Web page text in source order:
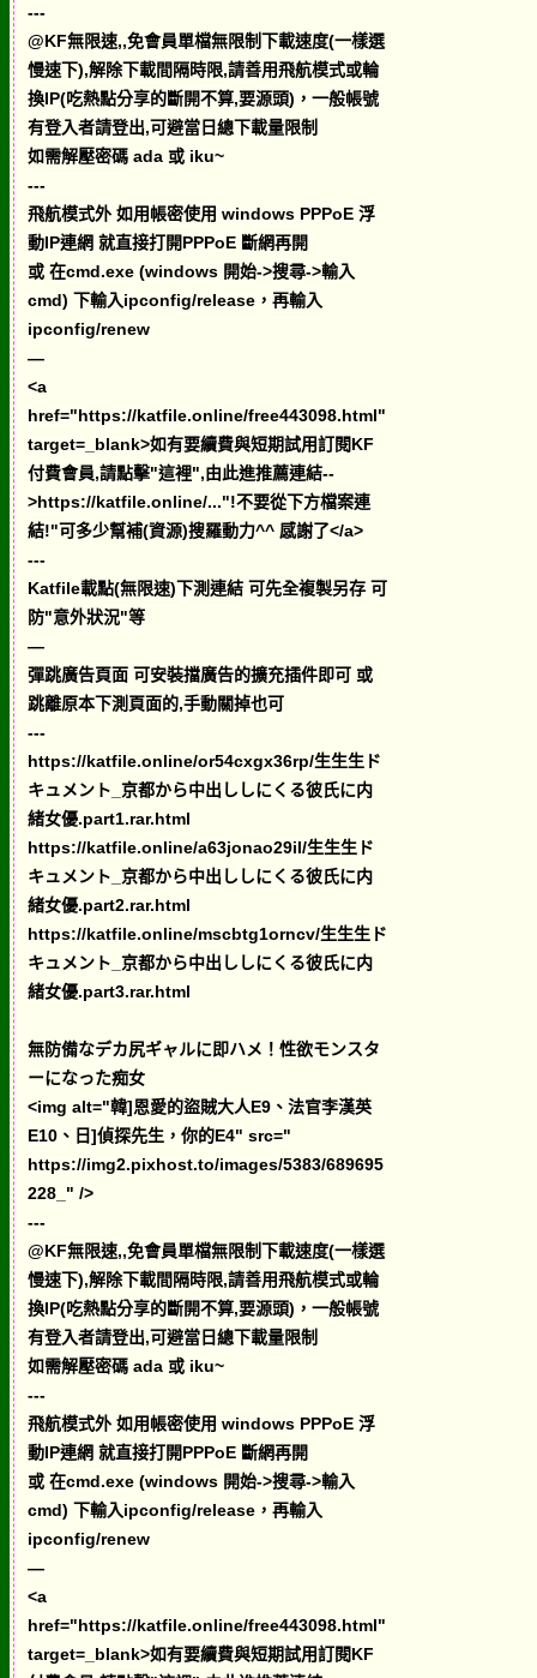
---
@KF無限速,,免會員單檔無限制下載速度(一樣選
慢速下),解除下載間隔時限,請善用飛航模式或輪
換IP(吃熱點分享的斷開不算,要源頭)，一般帳號
有登入者請登出,可避當日總下載量限制
如需解壓密碼 ada 或 iku~
---
飛航模式外 如用帳密使用 windows PPPoE 浮
動IP連網 就直接打開PPPoE 斷網再開
或 在cmd.exe (windows 開始->搜尋->輸入
cmd) 下輸入ipconfig/release，再輸入
ipconfig/renew
—
<a
href="https://katfile.online/free443098.html"
target=_blank>如有要續費與短期試用訂閱KF
付費會員,請點擊"這裡",由此進推薦連結--
>https://katfile.online/..."!不要從下方檔案連
結!"可多少幫補(資源)搜羅動力^^ 感謝了</a>
---
Katfile載點(無限速)下測連結 可先全複製另存 可
防"意外狀況"等
—
彈跳廣告頁面 可安裝擋廣告的擴充插件即可 或
跳離原本下測頁面的,手動關掉也可
---
https://katfile.online/or54cxgx36rp/生生生ド
キュメント_京都から中出ししにくる彼氏に内
緒女優.part1.rar.html
https://katfile.online/a63jonao29il/生生生ド
キュメント_京都から中出ししにくる彼氏に内
緒女優.part2.rar.html
https://katfile.online/mscbtg1orncv/生生生ド
キュメント_京都から中出ししにくる彼氏に内
緒女優.part3.rar.html
無防備なデカ尻ギャルに即ハメ！性欲モンスタ
ーになった痴女
<img alt="韓]恩愛的盜賊大人E9、法官李漢英
E10、日]偵探先生，你的E4" src="
https://img2.pixhost.to/images/5383/689695
228_" />
---
@KF無限速,,免會員單檔無限制下載速度(一樣選
慢速下),解除下載間隔時限,請善用飛航模式或輪
換IP(吃熱點分享的斷開不算,要源頭)，一般帳號
有登入者請登出,可避當日總下載量限制
如需解壓密碼 ada 或 iku~
---
飛航模式外 如用帳密使用 windows PPPoE 浮
動IP連網 就直接打開PPPoE 斷網再開
或 在cmd.exe (windows 開始->搜尋->輸入
cmd) 下輸入ipconfig/release，再輸入
ipconfig/renew
—
<a
href="https://katfile.online/free443098.html"
target=_blank>如有要續費與短期試用訂閱KF